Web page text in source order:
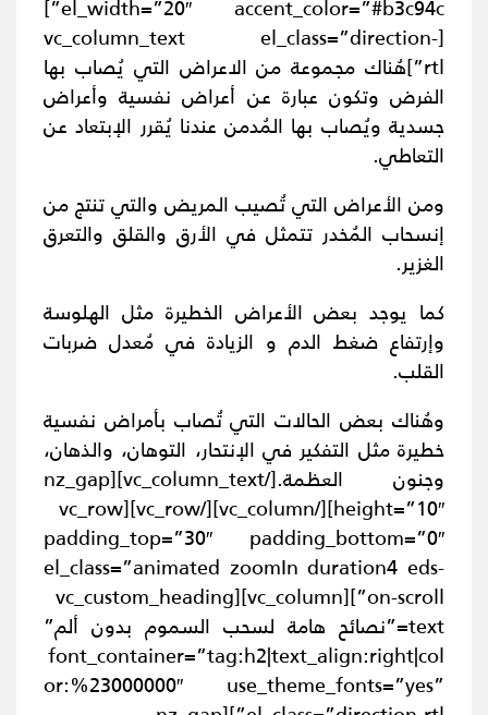
[vc_column_text el_class=”direction-
rtl”] هُناك مجموعة من الاعراض التي يُصاب بها
الفرض وتكون عبارة عن أعراض نفسية وأعراض
جسدية ويُصاب بها المُدمن عندنا يُقرر الإبتعاد عن
التعاطي.
ومن الأعراض التي تُصيب المريض والتي تنتج من
إنسحاب المُخدر تتمثل في الأرق والقلق والتعرق
الغزير.
كما يوجد بعض الأعراض الخطيرة مثل الهلوسة
وإرتفاع ضغط الدم و الزيادة في مُعدل ضربات
القلب.
وهُناك بعض الحالات التي تُصاب بأمراض نفسية
خطيرة مثل التفكير في الإنتحار، التوهان، والذهان،
وجنون العظمة. [/vc_column_text][nz_gap
height=”10″][/vc_column][/vc_row][vc_row
padding_top=”30″ padding_bottom=”0″
el_class=”animated zoomIn duration4 eds-
on-scroll”][vc_column][vc_custom_heading
text=”نصائح هامة لسحب السموم بدون ألم”
font_container=”tag:h2|text_align:right|col
or:%23000000″ use_theme_fonts=”yes”